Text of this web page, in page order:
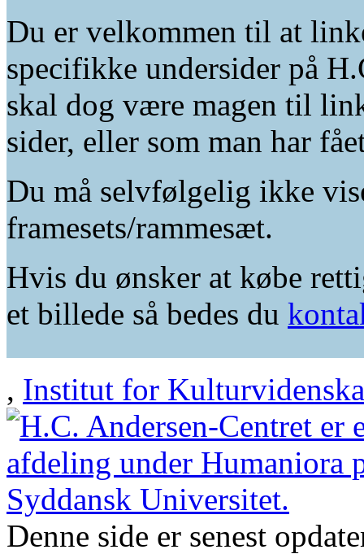
Du er velkommen til at
specifikke undersider på
skal dog være magen til
sider, eller som man har
Du må selvfølgelig ikke
framesets/rammesæt.
Hvis du ønsker at købe
et billede så bedes du
, Institut for
Denne side er senest